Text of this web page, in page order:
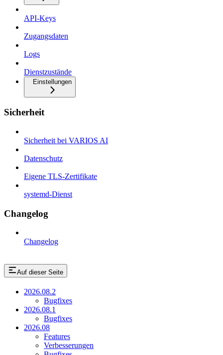
API-Keys
Zugangsdaten
Logs
Dienstzustände
Einstellungen
Sicherheit
Sicherheit bei VARIOS AI
Datenschutz
Eigene TLS-Zertifikate
systemd-Dienst
Changelog
Changelog
Auf dieser Seite
2026.08.2
Bugfixes
2026.08.1
Bugfixes
2026.08
Features
Verbesserungen